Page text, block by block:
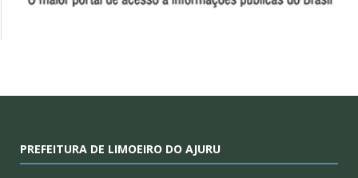
PREFEITURA DE LIMOEIRO DO AJURU